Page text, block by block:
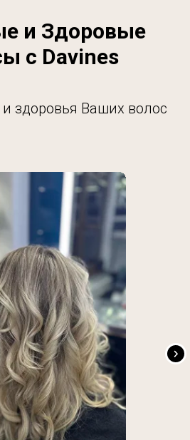
и Здоровые
с Davines
здоровья Ваших волос